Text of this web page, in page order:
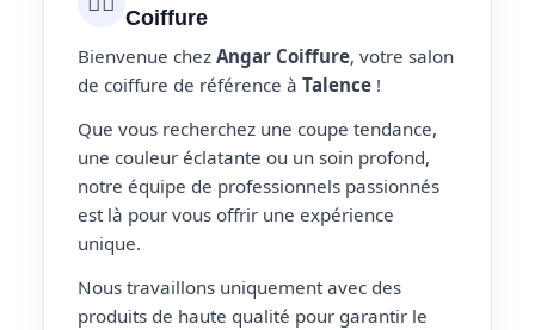
Coiffure
Bienvenue chez Angar Coiffure, votre salon
de coiffure de référence à Talence !
Que vous recherchez une coupe tendance,
une couleur éclatante ou un soin profond,
notre équipe de professionnels passionnés
est là pour vous offrir une expérience
unique.
Nous travaillons uniquement avec des
produits de haute qualité pour garantir le